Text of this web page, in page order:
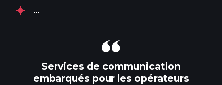
...
Services de communication
embarqués pour les opérateurs